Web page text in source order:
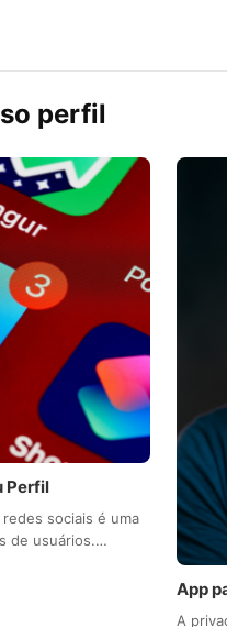
perfil
Perfil
sociais é uma
de usuários.…
App
A